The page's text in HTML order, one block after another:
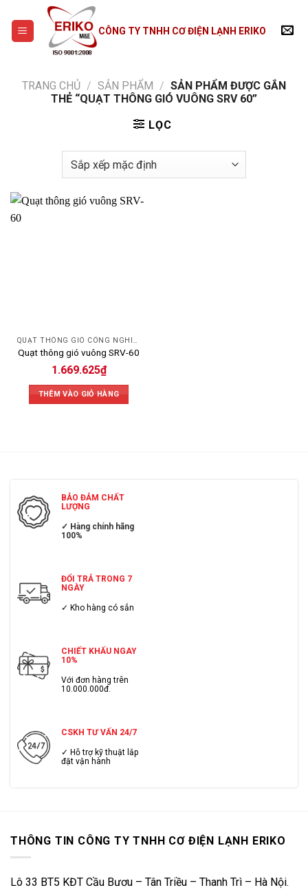
content
CÔNG TY TNHH CƠ ĐIỆN LẠNH ERIKO
TRANG CHỦ / SẢN PHẨM / SẢN PHẨM ĐƯỢC GẮN
THẺ “QUẠT THÔNG GIÓ VUÔNG SRV 60”
LỌC
Quạt thông gió vuông SRV-60
1.669.625₫
THÊM VÀO GIỎ HÀNG
BẢO ĐẢM CHẤT
LƯỢNG
✓ Hàng chính hãng
100%
ĐỔI TRẢ TRONG 7
NGÀY
✓ Kho hàng có sẳn
CHIẾT KHẤU NGAY
10%
Với đơn hàng trên
10.000.000đ.
CSKH TƯ VẤN 24/7
✓ Hỗ trợ kỹ thuật lắp
đặt vận hành
THÔNG TIN CÔNG TY TNHH CƠ ĐIỆN LẠNH ERIKO
Lô 33 BT5 KĐT Cầu Bươu – Tân Triều – Thanh Trì – Hà Nội.